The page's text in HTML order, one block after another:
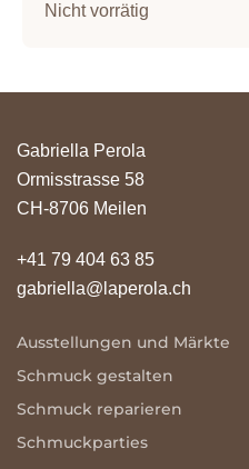
Nicht vorrätig
Gabriella Perola
Ormisstrasse 58
CH-8706 Meilen
+41 79 404 63 85
gabriella@laperola.ch
Ausstellungen und Märkte
Schmuck gestalten
Schmuck reparieren
Schmuckparties